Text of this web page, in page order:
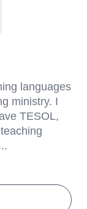
languages
ministry. I
TESOL,